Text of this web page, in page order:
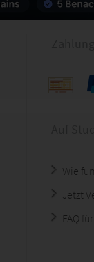
Wie
Jetzt
FAQ